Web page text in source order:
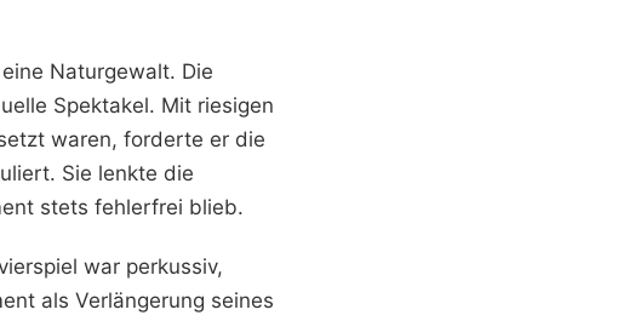
Naturgewalt. Die
Spektakel. Mit riesigen
waren, forderte er die
Sie lenkte die
stets fehlerfrei blieb.
war perkussiv,
als Verlängerung seines